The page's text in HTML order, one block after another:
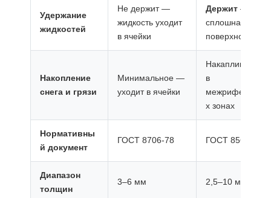
Удержание
жидкостей
Не держит —
жидкость уходит
в ячейки
Держит —
сплошная
поверхность
Накопление
снега и грязи
Минимальное —
уходит в ячейки
Накапливается
в
межрифельны
х зонах
Нормативны
й документ
ГОСТ 8706-78 ГОСТ 8568-77
Диапазон
толщин
3–6 мм 2,5–10 мм